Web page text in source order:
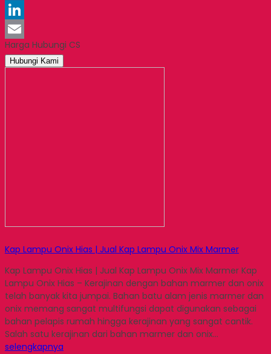
Pinterest
LinkedIn
Email
Harga Hubungi CS
Hubungi Kami
Kap Lampu Onix Hias | Jual Kap Lampu Onix Mix Marmer
Kap Lampu Onix Hias | Jual Kap Lampu Onix Mix Marmer Kap
Lampu Onix Hias – Kerajinan dengan bahan marmer dan onix
telah banyak kita jumpai. Bahan batu alam jenis marmer dan
onix memang sangat multifungsi dapat digunakan sebagai
bahan pelapis rumah hingga kerajinan yang sangat cantik.
Salah satu kerajinan dari bahan marmer dan onix…
selengkapnya